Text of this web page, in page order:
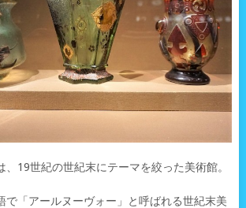
、19世紀の世紀末にテーマを絞った美術館。
で「アールヌーヴォー」と呼ばれる世紀末美